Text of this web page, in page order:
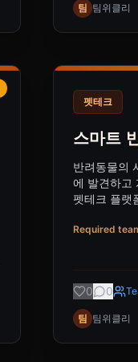
팀 팀위클리
펫테크
스마트
반려동물의
에 발견하고
펫테크 플랫
Required
0 0
팀 팀위클리